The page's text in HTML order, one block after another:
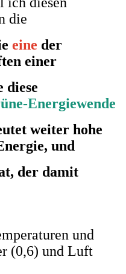
die
eine der
einer
diese
Energiewende
weiter hohe
und
der damit
und
(0,6) und Luft